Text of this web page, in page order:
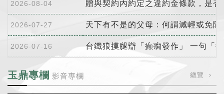
2026-08-04
2026-07-27
2026-07-16
玉鼎專欄 影音專欄 總覽 ›